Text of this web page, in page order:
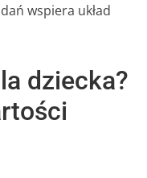
wspiera układ
dziecka?